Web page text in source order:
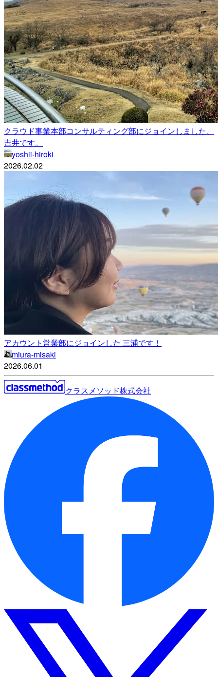
クラウド事業本部コンサルティング部にジョインしました、
吉井です。
yoshii-hiroki
2026.02.02
アカウント営業部にジョインした 三浦です！
miura-misaki
2026.06.01
クラスメソッド株式会社